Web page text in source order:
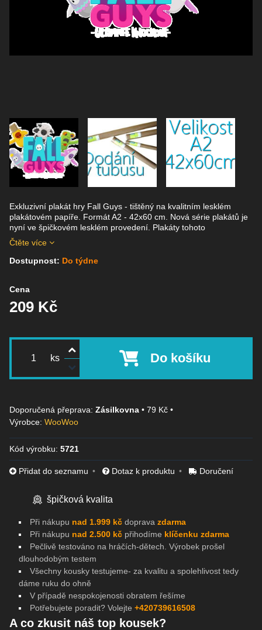
Exkluzivní plakát hry Fall Guys - tištěný na kvalitním lesklém
plakátovém papíře. Formát A2 - 42x60 cm. Nová série plakátů je
nyní ve špičkovém lesklém provedení. Plakáty tohoto
Čtěte více
Dostupnost: Do týdne
Cena
209 Kč
ks Do košíku
Zásilkovna • 79 Kč •
Výrobce: WooWoo
Kód výrobku: 5721
Přidat do seznamu Dotaz k produktu Doručení
špičková kvalita
Při nákupu nad 1.999 kč doprava zdarma
Při nákupu nad 2.500 kč přihodíme klíčenku zdarma
Pečlivě testováno na hráčích-dětech. Výrobek prošel
dlouhodobým testem
Všechny kousky testujeme- za kvalitu a spolehlivost tedy
dáme ruku do ohně
V případě nespokojenosti obratem řešíme
Potřebujete poradit? Volejte +420739616508
A co zkusit náš top kousek?